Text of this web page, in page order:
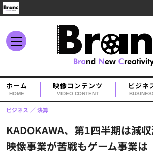
ホーム
HOME
映像コンテンツ
VIDEO CONTENT
ビジネ
KADOKAWA、第1四半期は減
映像事業が苦戦もゲーム事業は
ビジネス 決算